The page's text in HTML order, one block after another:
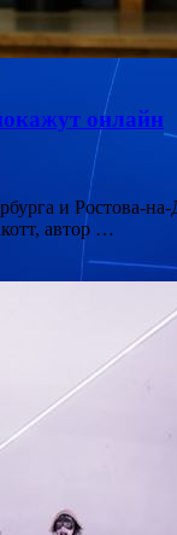
онлайн
и Ростова-
автор …